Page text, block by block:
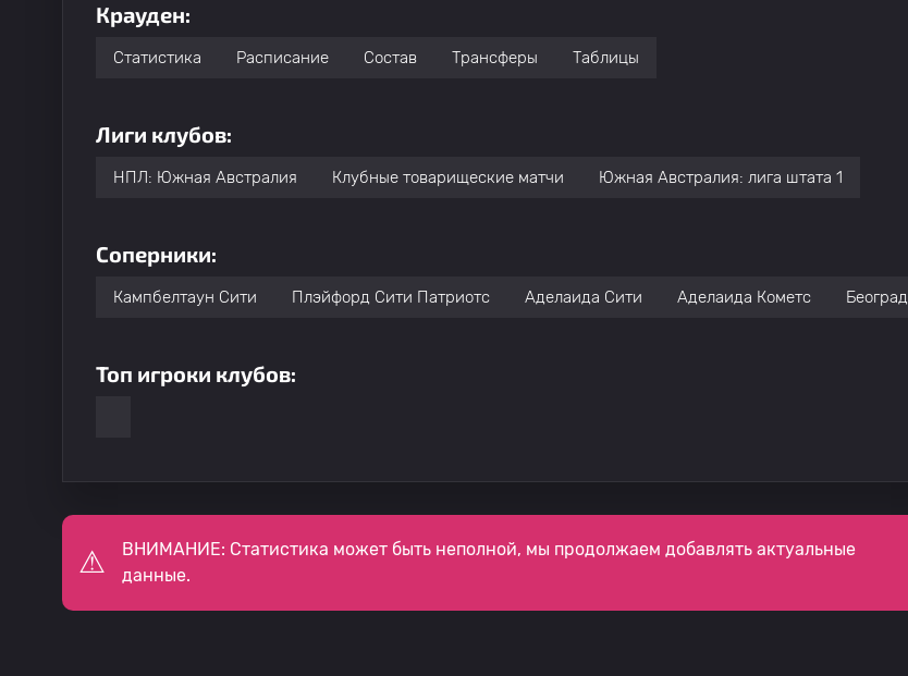
Крауден:
Статистика Расписание Состав Трансферы Таблицы
Лиги клубов:
НПЛ: Южная Австралия Клубные товарищеские матчи Южная Австралия: лига штата 1
Соперники:
Кампбелтаун Сити Плэйфорд Сити Патриотс Аделаида Сити Аделаида Кометс Београд
Топ игроки клубов:
ВНИМАНИЕ: Статистика может быть неполной, мы продолжаем добавлять актуальные
данные.